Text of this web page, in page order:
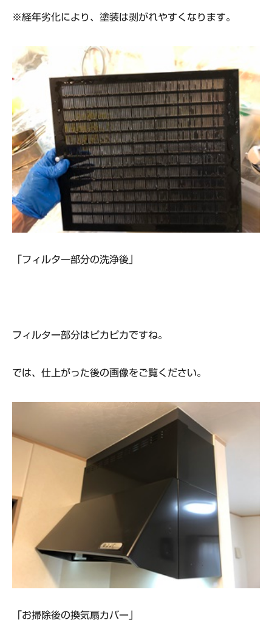
※経年劣化により、塗装は剥がれやすくなります。
「フィルター部分の洗浄後」
フィルター部分はピカピカですね。
では、仕上がった後の画像をご覧ください。
「お掃除後の換気扇カバー」